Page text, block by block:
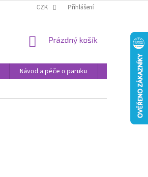
OBCHODNÍ PODMÍNKY PODMÍNKY
CZK Přihlášení
NÁKUPNÍ
Prázdný košík
Návod a péče o paruku
Příspěvek